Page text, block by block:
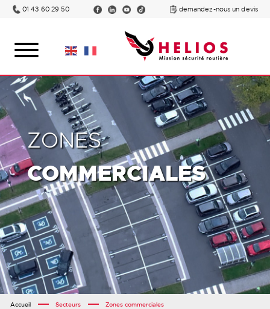
01 43 60 29 50 demandez-nous un devis
ZONES
COMMERCIALES
Accueil Secteurs Zones commerciales